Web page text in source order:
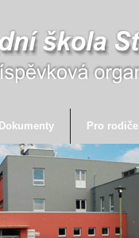
Dokumenty Pro rodiče